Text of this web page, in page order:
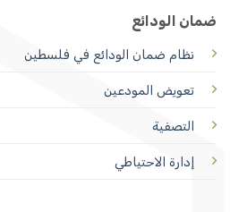
ضمان الودائع
نظام ضمان الودائع في فلسطين
تعويض المودعين
التصفية
إدارة الاحتياطي